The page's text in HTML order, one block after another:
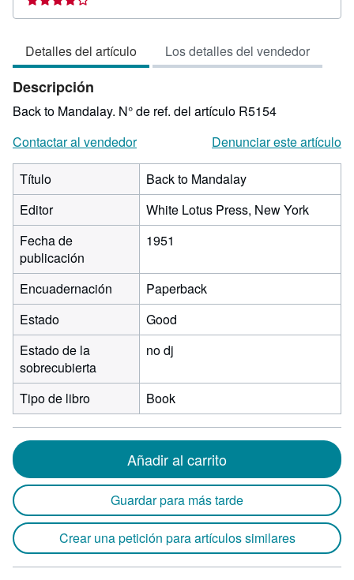
vendedor:
de
5
Detalles del artículo Los detalles del vendedor
Descripción
Back to Mandalay. N° de ref. del artículo R5154
Contactar al vendedor
Denunciar este artículo
Título
Back to Mandalay
Editor
White Lotus Press, New York
Fecha de
publicación
1951
Encuadernación
Paperback
Estado
Good
Estado de la
sobrecubierta
no dj
Tipo de libro Book
Añadir al carrito
Guardar para más tarde
Crear una petición para artículos similares